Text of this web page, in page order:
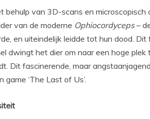
behulp van 3D-scans en microscopisch
van de moderne Ophiocordyceps–
en uiteindelijk leidde tot hun dood.
dwingt het dier om naar een hoge
Dit fascinerende, maar
‘The Last of Us’.